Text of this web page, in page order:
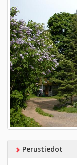
Perustiedot